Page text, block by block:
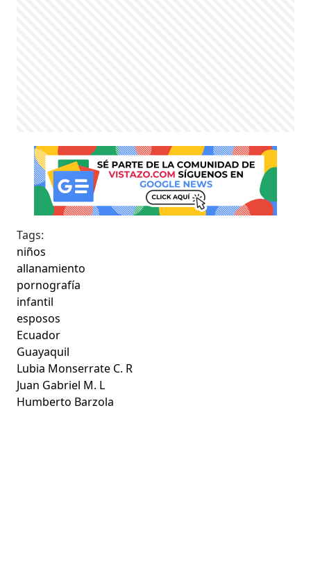
Tags:
niños
allanamiento
pornografía
infantil
esposos
Ecuador
Guayaquil
Lubia Monserrate C. R
Juan Gabriel M. L
Humberto Barzola